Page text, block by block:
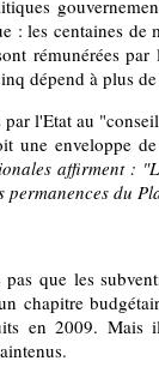
: les centaines
rémunérées
dépend à plus
par l'Etat au
une enveloppe
affirment :
du
que les
chapitre
en 2009. Mais